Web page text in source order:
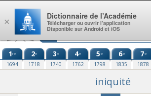
Aller au contenu
1re
1694
2e
1718
3e
1740
4e
1762
5e
1798
6e
1835
7e
1878
iniquité
×
Dictionnaire de l’Académie
Télécharger ou ouvrir l’application
Disponible sur Android et iOS